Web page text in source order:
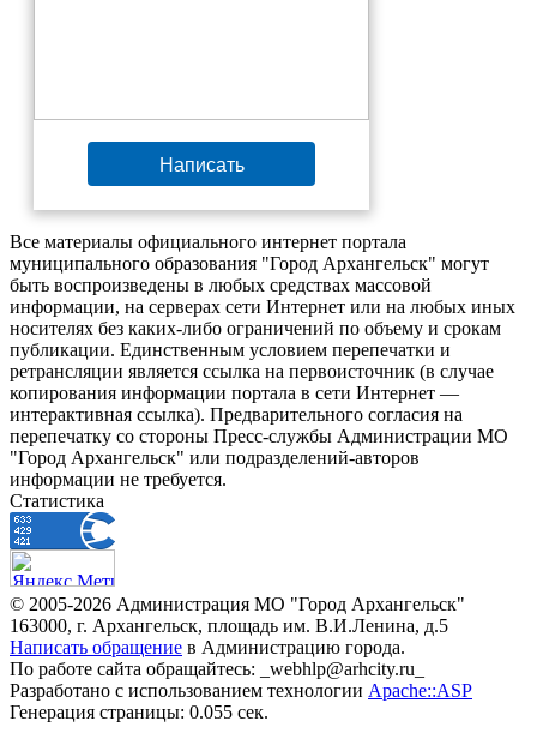
Написать
Все материалы официального интернет портала
муниципального образования "Город Архангельск" могут
быть воспроизведены в любых средствах массовой
информации, на серверах сети Интернет или на любых иных
носителях без каких-либо ограничений по объему и срокам
публикации. Единственным условием перепечатки и
ретрансляции является ссылка на первоисточник (в случае
копирования информации портала в сети Интернет —
интерактивная ссылка). Предварительного согласия на
перепечатку со стороны Пресс-службы Администрации МО
"Город Архангельск" или подразделений-авторов
информации не требуется.
Статистика
© 2005-2026 Администрация МО "Город Архангельск"
163000, г. Архангельск, площадь им. В.И.Ленина, д.5
Написать обращение в Администрацию города.
По работе сайта обращайтесь: _webhlp@arhcity.ru_
Разработано с использованием технологии Apache::ASP
Генерация страницы: 0.055 сек.